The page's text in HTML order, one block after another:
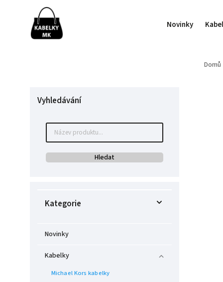
Novinky
Domů
Vyhledávání
Hledat
Kategorie
Novinky
Kabelky
Michael Kors kabelky